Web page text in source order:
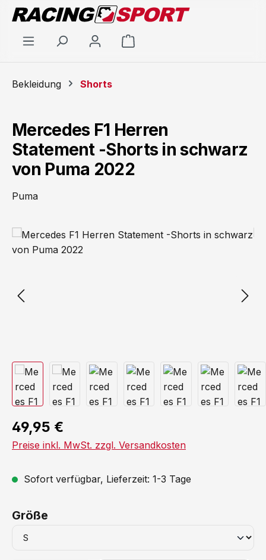
Zum Hauptinhalt springen
Warenkorb enthält 0
Bekleidung Shorts
Mercedes F1 Herren
Statement -Shorts in schwarz
von Puma 2022
Puma
Bildergalerie überspringen
49,95 €
Preise inkl. MwSt. zzgl. Versandkosten
Sofort verfügbar, Lieferzeit: 1-3 Tage
Größe